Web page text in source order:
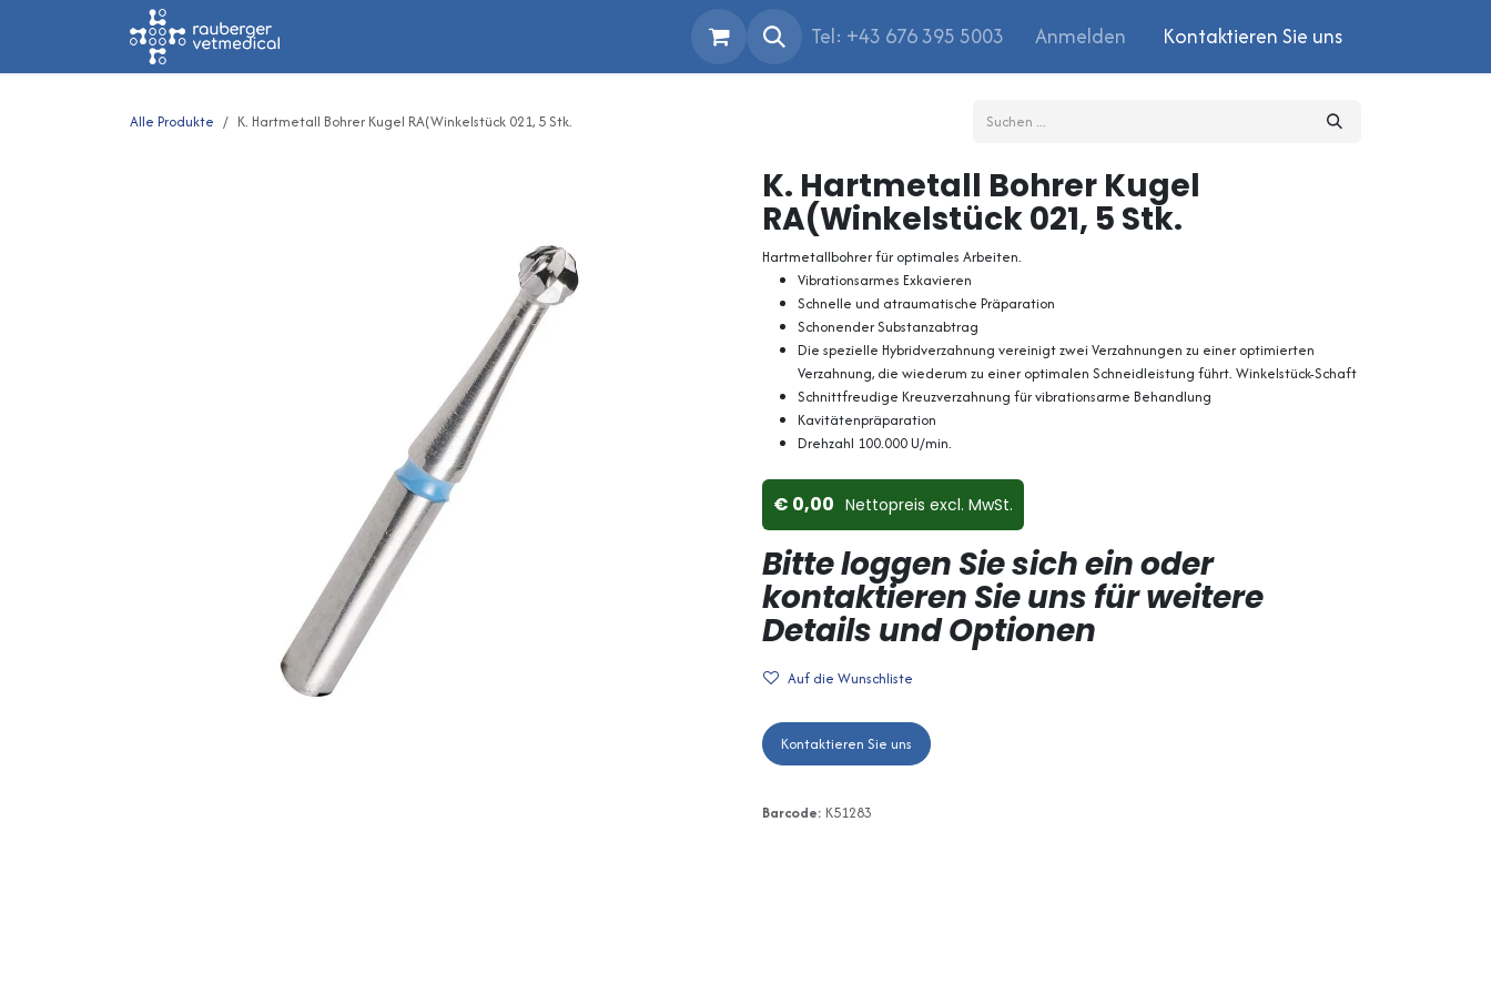
Tel: +43 676 395 5003 Anmelden Kontaktieren Sie uns
Alle Produkte K. Hartmetall Bohrer Kugel RA(Winkelstück 021, 5 Stk.
K. Hartmetall Bohrer Kugel
RA(Winkelstück 021, 5 Stk.
Hartmetallbohrer für optimales Arbeiten.
Vibrationsarmes Exkavieren
Schnelle und atraumatische Präparation
Schonender Substanzabtrag
Die spezielle Hybridverzahnung vereinigt zwei Verzahnungen zu einer optimierten
Verzahnung, die wiederum zu einer optimalen Schneidleistung führt. Winkelstück-Schaft
Schnittfreudige Kreuzverzahnung für vibrationsarme Behandlung
Kavitätenpräparation
Drehzahl 100.000 U/min.
0,00 Nettopreis ex​cl. MwSt.
Bitte loggen Sie sich ein oder
kontaktieren Sie uns für weitere
Details und Optionen
Auf die Wunschliste
Kontaktieren Sie uns
Barcode: K51283